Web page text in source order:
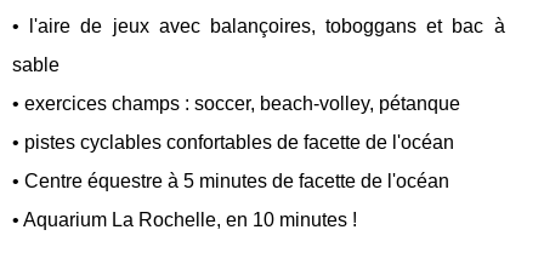
• l'aire de jeux avec balançoires, toboggans et bac à
sable
• exercices champs : soccer, beach-volley, pétanque
• pistes cyclables confortables de facette de l'océan
• Centre équestre à 5 minutes de facette de l'océan
• Aquarium La Rochelle, en 10 minutes !